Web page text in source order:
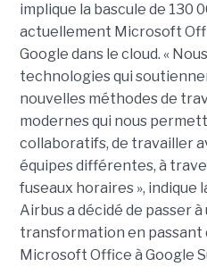
implique la bascule de 130
actuellement Microsoft
Google dans le cloud. «
technologies qui
nouvelles méthodes de
modernes qui nous
collaboratifs, de travailler
équipes différentes, à
fuseaux horaires », indique
Airbus a décidé de passer
transformation en
Microsoft Office à Google